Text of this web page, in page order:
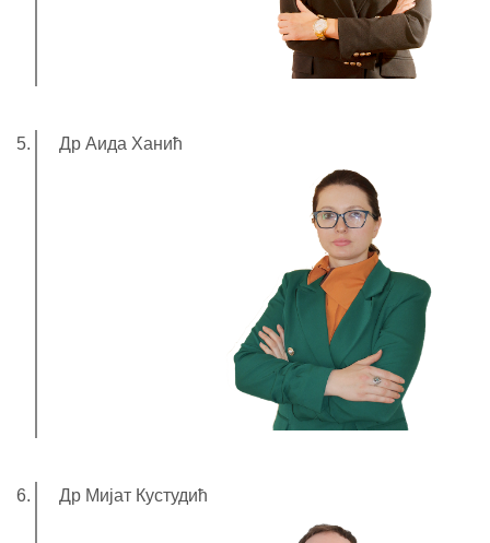
Др Аида Ханић
Др Мијат Кустудић